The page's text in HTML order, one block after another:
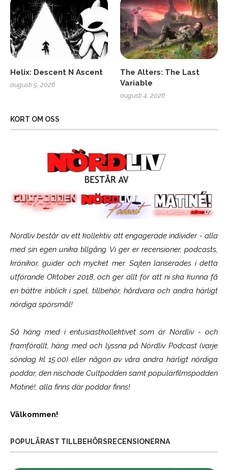
Helix: Descent N Ascent
augusti 5, 2026
The Alters: The Last
Variable
augusti 4, 2026
KORT OM OSS
Nördliv består av ett kollektiv att engagerade individer - alla
med sin egen unika tillgång. Vi ger er recensioner, podcasts,
krönikor, guider och mycket mer. Sajten lanserades i detta
utförande Oktober 2018, och ger allt för att ni ska kunna få
en bättre inblick i spel, tillbehör, hårdvara och andra härligt
nördiga spörsmål!
Så häng med i entusiastkollektivet som ärNördliv- och
framförallt, häng med och lyssna på Nördliv Podcast (varje
söndag kl 15.00) eller någon av våra andra härligt nördiga
poddar, den nischade Cultpodden samt populärfilmspodden
Matiné!; alla finns där poddar finns!
Välkommen!
POPULÄRAST TILLBEHÖRSRECENSIONERNA